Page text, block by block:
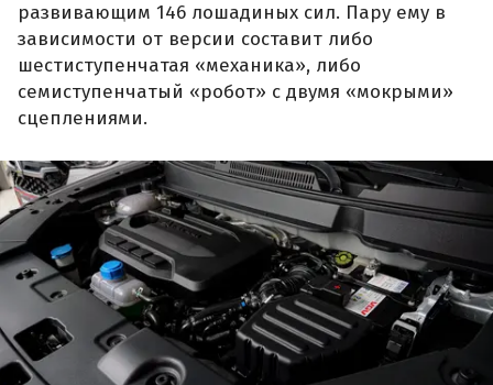
развивающим 146 лошадиных сил. Пару ему в
зависимости от версии составит либо
шестиступенчатая «механика», либо
семиступенчатый «робот» с двумя «мокрыми»
сцеплениями.